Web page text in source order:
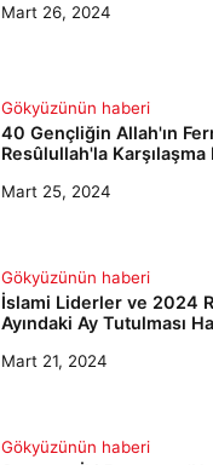
Mart 26, 2024
Gökyüzünün haberi
40 Gençliğin Allah'ın
Resûlullah'la Karşılaşma
Mart 25, 2024
Gökyüzünün haberi
İslami Liderler ve 2024
Ayındaki Ay Tutulması
Mart 21, 2024
Gökyüzünün haberi